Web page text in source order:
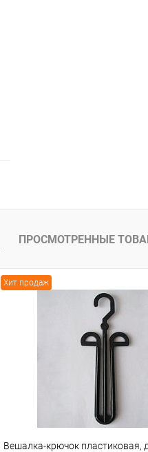
ПРОСМОТРЕННЫЕ
Хит продаж
Вешалка-крючок пластиковая,